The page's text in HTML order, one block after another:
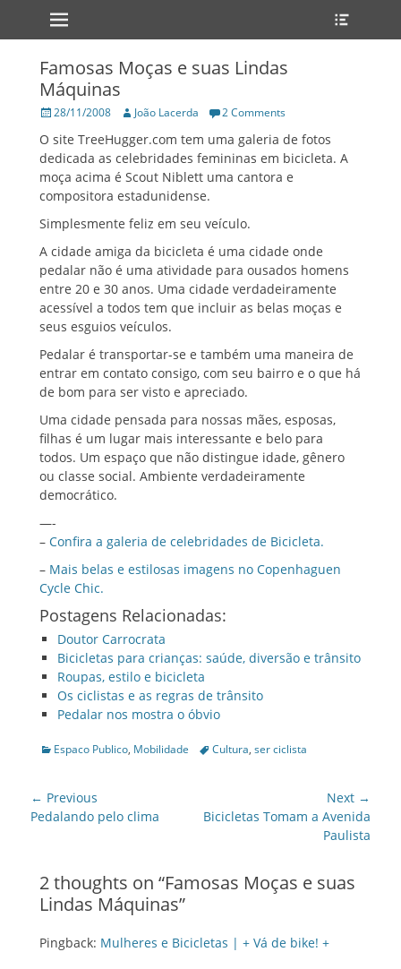
Primary Menu
Skip
Famosas Moças e suas Lindas
Máquinas
Posted
28/11/2008 Author
João Lacerda 2 Comments
O site TreeHugger.com tem uma galeria de fotos
dedicada as celebridades femininas em bicicleta. A
moça acima é Scout Niblett uma cantora e
compositora estadunidense.
Simplesmente feliz em seu veículo.
A cidade amiga da bicicleta é uma cidade onde
pedalar não é uma atividade para ousados homens
entre 20 e 30 anos. Uma cidade verdadeiramente
acessível a todos tem que incluir as belas moças e
seus esguios veículos.
Pedalar é transportar-se e também uma maneira de
entrar em contato consigo, com seu bairro e o que há
de bom para ser visto e apreciado.
Uma cidade pensada para nossas mães, esposas,
filhas é um lugar mais interessante e belo para
todos. Um espaço que não distingue idade, gênero
ou classe social. Ambiente verdadeiramente
democrático.
—-
– Confira a galeria de celebridades de Bicicleta.
– Mais belas e estilosas imagens no Copenhaguen
Cycle Chic.
Postagens Relacionadas:
Doutor Carrocrata
Bicicletas para crianças: saúde, diversão e trânsito
Roupas, estilo e bicicleta
Os ciclistas e as regras de trânsito
Pedalar nos mostra o óbvio
Categories
Espaco Publico, Mobilidade TagsCultura, ser ciclista
Post
navigation
← Previous
Previous
Pedalando pelo clima
Next →
Next
Bicicletas Tomam a Avenida
Paulista
2 thoughts on “Famosas Moças e suas
Lindas Máquinas”
Pingback: Mulheres e Bicicletas | + Vá de bike! +